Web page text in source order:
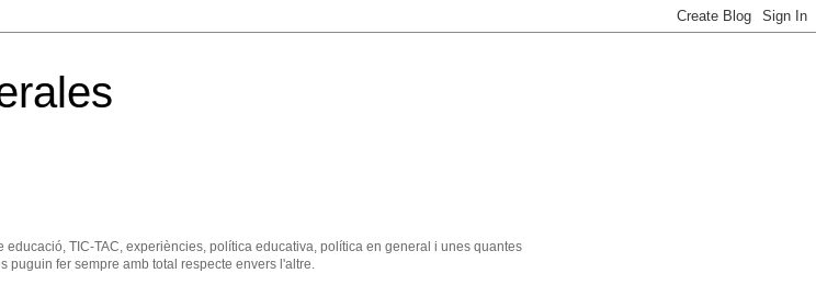
TIC-TAC, experiències, política educativa, política en general i unes quantes
puguin fer sempre amb total respecte envers l'altre.